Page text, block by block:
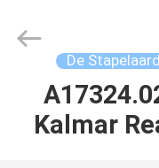
HUIS
Rights
De
Kalmar